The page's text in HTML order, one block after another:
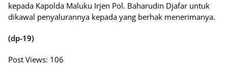
kepada Kapolda Maluku Irjen Pol. Baharudin Djafar untuk
dikawal penyalurannya kepada yang berhak menerimanya.
(dp-19)
Post Views: 106